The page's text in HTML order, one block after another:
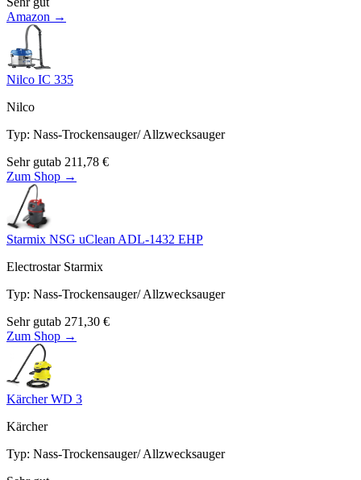
Amazon →
Nilco IC 335
Nilco
Typ: Nass-Trockensauger/ Allzwecksauger
Sehr gutab 211,78 €
Zum Shop →
Starmix NSG uClean ADL-1432 EHP
Electrostar Starmix
Typ: Nass-Trockensauger/ Allzwecksauger
Sehr gutab 271,30 €
Zum Shop →
Kärcher WD 3
Kärcher
Typ: Nass-Trockensauger/ Allzwecksauger